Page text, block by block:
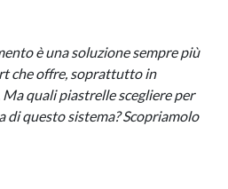
è una soluzione sempre più
che offre, soprattutto in
quali piastrelle scegliere per
di questo sistema? Scopriamolo